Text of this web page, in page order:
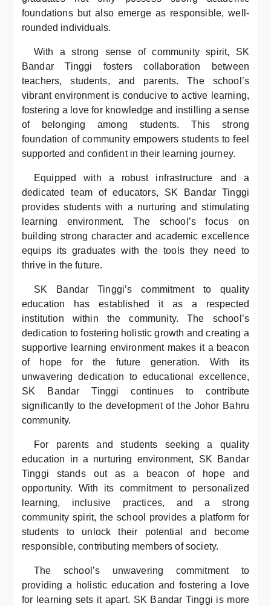
foundations but also emerge as responsible, well-
rounded individuals.
With a strong sense of community spirit, SK
Bandar Tinggi fosters collaboration between
teachers, students, and parents. The school’s
vibrant environment is conducive to active learning,
fostering a love for knowledge and instilling a sense
of belonging among students. This strong
foundation of community empowers students to feel
supported and confident in their learning journey.
Equipped with a robust infrastructure and a
dedicated team of educators, SK Bandar Tinggi
provides students with a nurturing and stimulating
learning environment. The school’s focus on
building strong character and academic excellence
equips its graduates with the tools they need to
thrive in the future.
SK Bandar Tinggi’s commitment to quality
education has established it as a respected
institution within the community. The school’s
dedication to fostering holistic growth and creating a
supportive learning environment makes it a beacon
of hope for the future generation. With its
unwavering dedication to educational excellence,
SK Bandar Tinggi continues to contribute
significantly to the development of the Johor Bahru
community.
For parents and students seeking a quality
education in a nurturing environment, SK Bandar
Tinggi stands out as a beacon of hope and
opportunity. With its commitment to personalized
learning, inclusive practices, and a strong
community spirit, the school provides a platform for
students to unlock their potential and become
responsible, contributing members of society.
The school’s unwavering commitment to
providing a holistic education and fostering a love
for learning sets it apart. SK Bandar Tinggi is more